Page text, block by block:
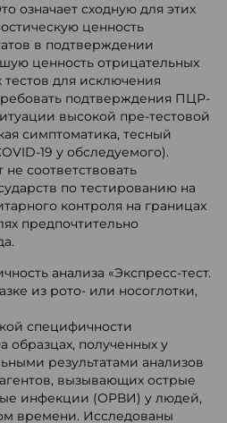
означает сходную для этих
ценность
в подтверждении
ценность отрицательных
тестов для исключения
подтверждения ПЦР-
высокой пре-тестовой
симптоматика, тесный
19 у обследуемого).
соответствовать
по тестированию на
контроля на границах
предпочтительно
анализа «Экспресс-тест.
из рото- или носоглотки,
специфичности
образцах, полученных у
результатами анализов
вызывающих острые
инфекции (ОРВИ) у людей,
времени. Исследованы